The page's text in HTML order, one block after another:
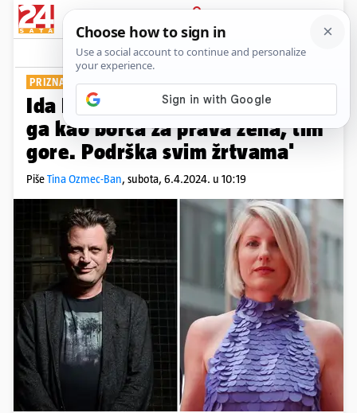
PRIJAVA
Show Komentari
PRIZNAO DJELA
Ida Prester o Mataniću: 'Znamo
ga kao borca za prava žena, tim
gore. Podrška svim žrtvama'
PišeTina Ozmec-Ban, subota, 6.4.2024. u 10:19